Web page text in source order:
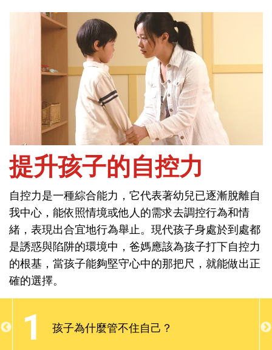
問教養-行為問題處理
提升孩子的自控力
自控力是一種綜合能力，它代表著幼兒已逐漸脫離自
我中心，能依照情境或他人的需求去調控行為和情
緒，表現出合宜地行為舉止。現代孩子身處於到處都
是誘惑與陷阱的環境中，爸媽應該為孩子打下自控力
的根基，當孩子能夠堅守心中的那把尺，就能做出正
確的選擇。
1 孩子為什麼管不住自己？
提升孩子的自控力
自控力是一種綜合能力，它代表著幼兒已逐漸脫離自
我中心，能依照情境或他人的需求去調控行為和情
緒，表現出合宜地行為舉止。現代孩子身處於到處都
確的選擇。